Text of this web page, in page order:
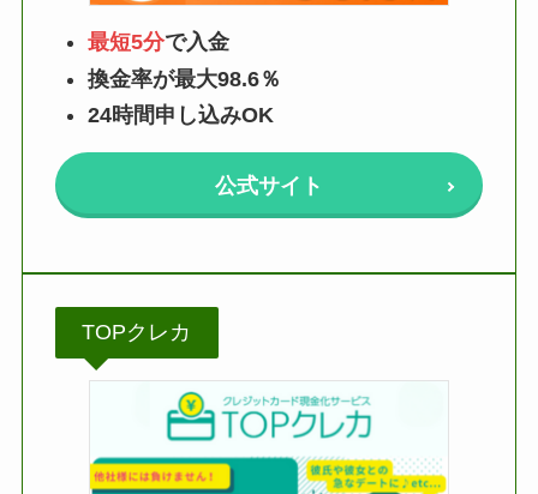
最短5分で入金
換金率が最大98.6％
24時間申し込みOK
公式サイト
TOPクレカ